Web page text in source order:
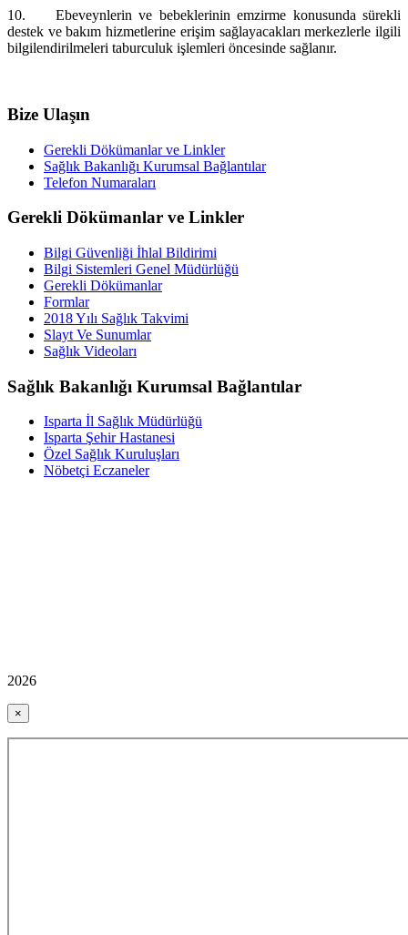
10.
Ebeveynlerin ve bebeklerinin emzirme konusunda sürekli
destek ve bakım hizmetlerine erişim sağlayacakları merkezlerle ilgili
bilgilendirilmeleri taburculuk işlemleri öncesinde sağlanır.
Bize Ulaşın
Gerekli Dökümanlar ve Linkler
Sağlık Bakanlığı Kurumsal Bağlantılar
Telefon Numaraları
Gerekli Dökümanlar ve Linkler
Bilgi Güvenliği İhlal Bildirimi
Bilgi Sistemleri Genel Müdürlüğü
Gerekli Dökümanlar
Formlar
2018 Yılı Sağlık Takvimi
Slayt Ve Sunumlar
Sağlık Videoları
Sağlık Bakanlığı Kurumsal Bağlantılar
Isparta İl Sağlık Müdürlüğü
Isparta Şehir Hastanesi
Özel Sağlık Kuruluşları
Nöbetçi Eczaneler
2026
×